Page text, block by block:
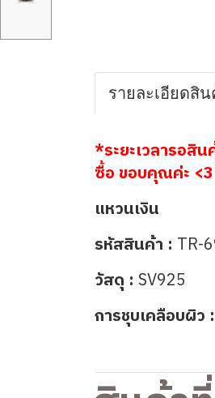
รายละเอียดสิน
*ระยะเวลารอสิ
ซื้อ ขอบคุณค่ะ <3
แหวนเงิน
รหัสสินค้า : TR-
วัสดุ : SV925
การชุบเคลือบผิว :